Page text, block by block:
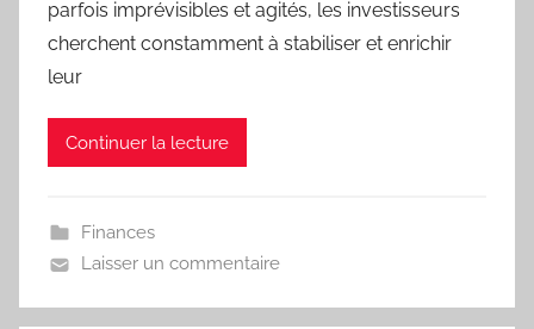
parfois imprévisibles et agités, les investisseurs
cherchent constamment à stabiliser et enrichir
leur
Continuer la lecture
Finances
Laisser un commentaire